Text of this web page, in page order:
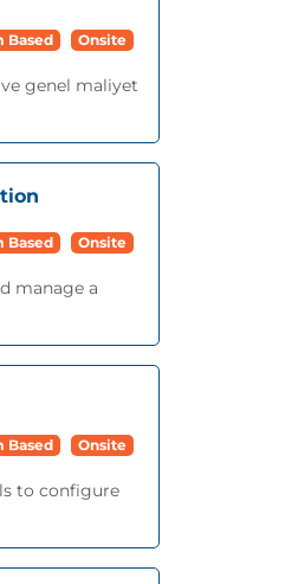
Based Onsite
genel maliyet
Based Onsite
manage a
Based Onsite
to configure